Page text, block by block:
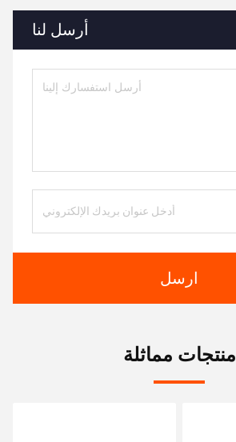
أرسل لنا
ارسل
منتجات مماثلة